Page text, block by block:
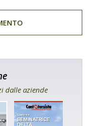
dalle aziende